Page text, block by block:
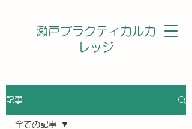
瀬戸プラクティカルカ
レッジ
記事
全ての記事